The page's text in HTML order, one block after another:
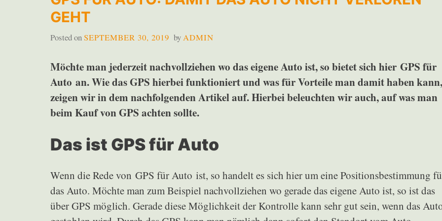
GEHT
Posted onSEPTEMBER 30, 2019 byADMIN
Möchte man jederzeit nachvollziehen wo das eigene Auto ist, so bietet sich hier GPS für
Auto an. Wie das GPS hierbei funktioniert und was für Vorteile man damit haben kann,
zeigen wir in dem nachfolgenden Artikel auf. Hierbei beleuchten wir auch, auf was man
beim Kauf von GPS achten sollte.
Das ist GPS für Auto
Wenn die Rede von GPS für Auto ist, so handelt es sich hier um eine Positionsbestimmung
das Auto. Möchte man zum Beispiel nachvollziehen wo gerade das eigene Auto ist, so ist das
über GPS möglich. Gerade diese Möglichkeit der Kontrolle kann sehr gut sein, wenn das